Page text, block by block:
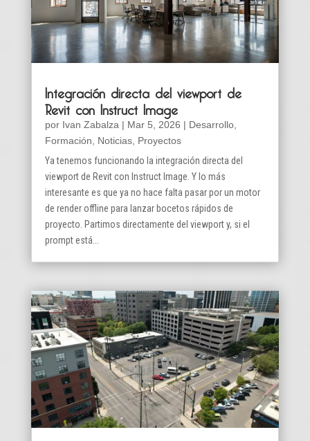
Integración directa del viewport de
Revit con Instruct Image
por Ivan Zabalza | Mar 5, 2026 | Desarrollo,
Formación
Noticias, Proyectos
Ya tenemos funcionando la integración directa del
viewport de Revit con Instruct Image. Y lo más
interesante es que ya no hace falta pasar por un motor
de render offline para lanzar bocetos rápidos de
proyecto. Partimos directamente del viewport y, si el
prompt está...